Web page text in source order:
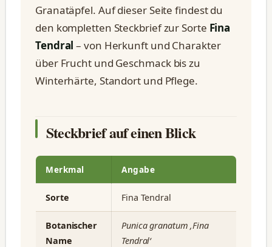
Granatäpfel. Auf dieser Seite findest du
den kompletten Steckbrief zur Sorte Fina
Tendral – von Herkunft und Charakter
über Frucht und Geschmack bis zu
Winterhärte, Standort und Pflege.
Steckbrief auf einen Blick
Merkmal Angabe
Sorte Fina Tendral
Botanischer
Name
Punica granatum ‚Fina
Tendral‘